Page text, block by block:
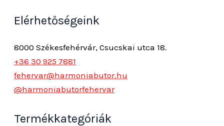
Elérhetőségeink
8000 Székesfehérvár, Csucskai utca 18.
+36 30 925 7881
fehervar@harmoniabutor.hu
@harmoniabutorfehervar
Termékkategóriák